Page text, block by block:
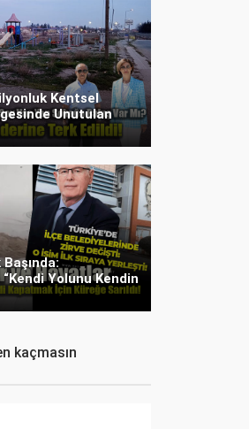
Kentsel
Unutulan
“Kendi Yolunu Kendin
kaçmasın